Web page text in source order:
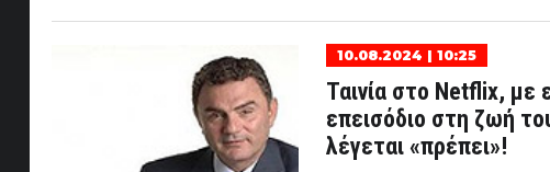
10.08.2024 | 10:25
Ταινία στο Netflix, με
επεισόδιο στη ζωή
λέγεται «πρέπει»!